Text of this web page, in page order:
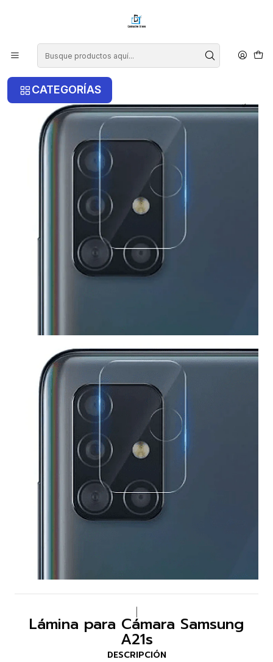
CATEGORÍAS
Inicio Samsung
Samsung A21S
Lámina para Cámara Samsung A21s
Lámina para Cámara Samsung
A21s
DESCRIPCIÓN